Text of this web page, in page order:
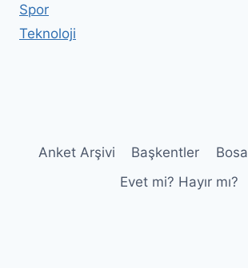
Spor
Teknoloji
Anket Arşivi Başkentler Bosa
Evet mi? Hayır mı?